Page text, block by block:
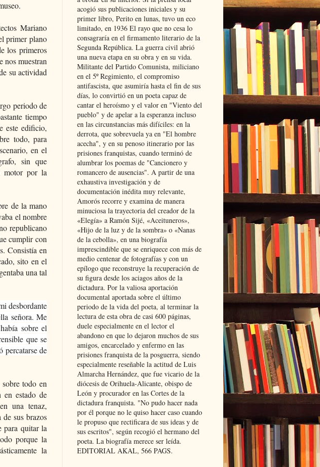
Mariano
primer plano
los primeros
nos muestran
su actividad
periodo de
tiempo
este edificio,
todo, para
en el
sin que
motor por la
de la mano
el nombre
republicano
cumplir con
Consistía en
sito en el
una tal
desbordante
señora. Me
sobre el
que se
percatarse de
todo en
en estado de
una tenaz,
sus brazos
para quitar la
porque la
la
acogió sus publicaciones iniciales y su
primer libro, Perito en lunas, tuvo un eco
limitado, en 1936 El rayo que no cesa lo
consagraría en el firmamento literario de la
Segunda República. La guerra civil abrió
una nueva etapa en su obra y en su vida.
Militante del Partido Comunista, miliciano
en el 5º Regimiento, el compromiso
antifascista, que asumiría hasta el fin de sus
días, lo convirtió en un poeta capaz de
cantar el heroísmo y el valor en "Viento del
pueblo" y de apelar a la esperanza incluso
en las circunstancias más difíciles: en la
derrota, que sobrevuela ya en "El hombre
acecha", y en su penoso itinerario por las
prisiones franquistas, cuando terminó de
alumbrar los poemas de "Cancionero y
romancero de ausencias". A partir de una
exhaustiva investigación y de
documentación inédita muy relevante,
Amorós recorre y examina de manera
minuciosa la trayectoria del creador de la
«Elegía» a Ramón Sijé, «Aceituneros»,
«Hijo de la luz y de la sombra» o «Nanas
de la cebolla», en una biografía
imprescindible que se enriquece con más de
medio centenar de fotografías y con un
epílogo que reconstruye la recuperación de
su figura desde los aciagos años de la
dictadura. Por la valiosa aportación
documental aportada sobre el último
periodo de la vida del poeta, al terminar la
lectura de esta obra de casi 600 páginas,
duele especialmente en el lector el
abandono en que lo dejaron muchos de sus
amigos, encarcelado y enfermo en las
prisiones franquista de la posguerra, siendo
especialmente reseñable la actitud de Luis
Almarcha Hernández, que fue vicario de la
diócesis de Orihuela-Alicante, obispo de
León y procurador en las Cortes de la
dictadura franquista. "No pudo hacer nada
por él porque no le quiso hacer caso cuando
le propuso que rectificara de sus ideas y de
sus escritos", según recogió el hermano del
poeta. La biografía merece ser leída.
EDITORIAL AKAL, 566 PAGS.